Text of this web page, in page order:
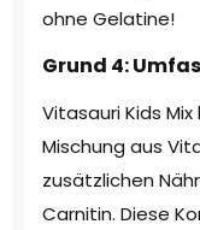
ohne Gelatine!
Grund 4:
Vitasauri Kids
Mischung aus
zusätzlichen
Carnitin. Diese